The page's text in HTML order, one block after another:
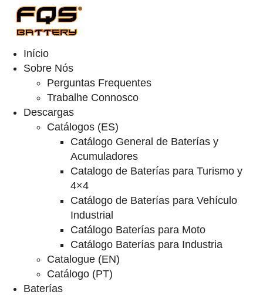
Início
Sobre Nós
Perguntas Frequentes
Trabalhe Connosco
Descargas
Catálogos (ES)
Catálogo General de Baterías y
Acumuladores
Catalogo de Baterías para Turismo y
4×4
Catálogo de Baterías para Vehículo
Industrial
Catálogo Baterías para Moto
Catálogo Baterías para Industria
Catalogue (EN)
Catálogo (PT)
Baterías